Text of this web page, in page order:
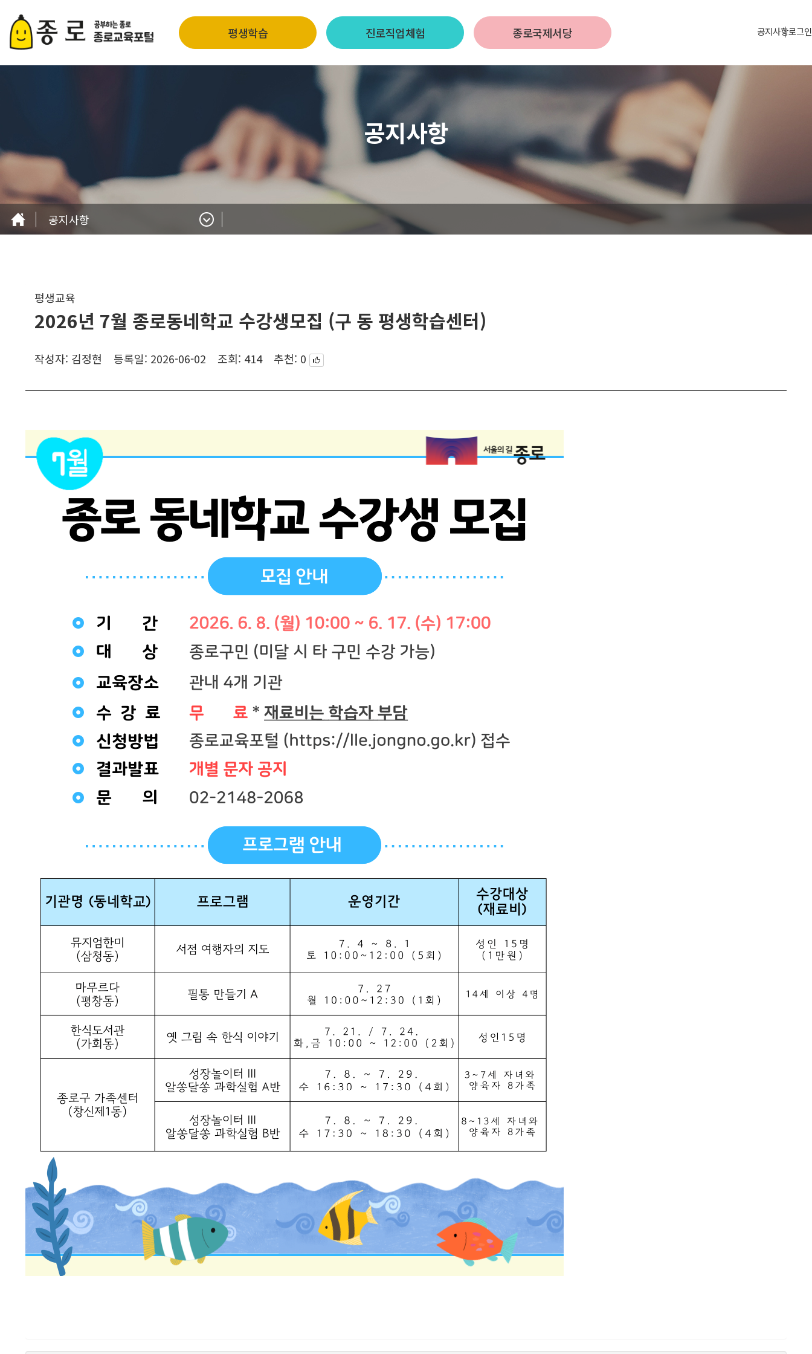
평생학습 진로직업체험 종로국제서당 공지사항로그인
공지사항
공지사항
평생교육
2026년 7월 종로동네학교 수강생모집 (구 동 평생학습센터)
작성자: 김정현 등록일: 2026-06-02 조회: 414 추천: 0